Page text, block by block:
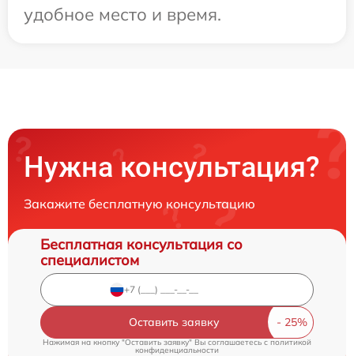
удобное место и время.
Нужна консультация?
Закажите бесплатную консультацию
Бесплатная консультация со
специалистом
Оставить заявку
Нажимая на кнопку "Оставить заявку" Вы соглашаетесь cполитикой
конфиденциальности